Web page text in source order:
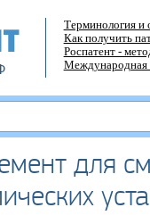
Терминология и
Как получить
Роспатент -
Международная
для